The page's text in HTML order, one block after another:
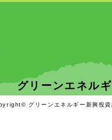
グリーンエネル
グリーンエネルギー新興投